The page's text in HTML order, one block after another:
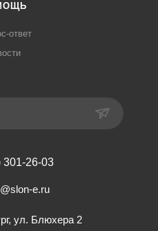
ответ
301-26-03
e.ru
ул. Блюхера 2